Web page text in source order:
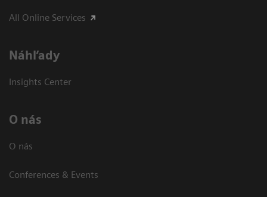
All Online Services
Náhľady
Insights Center
O nás
O nás
Conferences & Events